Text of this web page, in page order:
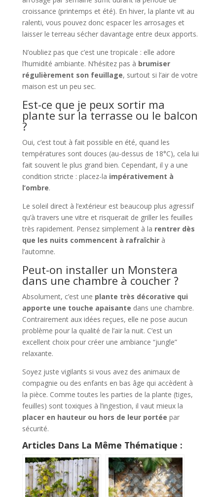
croissance (printemps et été). En hiver, la plante vit au
ralenti, vous pouvez donc espacer les arrosages et
laisser le terreau sécher davantage entre deux apports.
N’oubliez pas que c’est une tropicale : elle adore
l’humidité ambiante. N’hésitez pas à brumiser
régulièrement son feuillage, surtout si l’air de votre
maison est un peu sec.
Est-ce que je peux sortir ma
plante sur la terrasse ou le balcon
?
Oui, c’est tout à fait possible en été, quand les
températures sont douces (au-dessus de 18°C), cela lui
fait souvent le plus grand bien. Cependant, il y a une
condition stricte : placez-la impérativement à
l’ombre.
Le soleil direct à l’extérieur est beaucoup plus agressif
qu’à travers une vitre et risquerait de griller les feuilles
très rapidement. Pensez simplement à la rentrer dès
que les nuits commencent à rafraîchirà
l’automne.
Peut-on installer un Monstera
dans une chambre à coucher ?
Absolument, c’est une plante très décorative qui
apporte une touche apaisante dans une chambre.
Contrairement aux idées reçues, elle ne pose aucun
problème pour la qualité de l’air la nuit. C’est un
excellent choix pour créer une ambiance “jungle”
relaxante.
Soyez juste vigilants si vous avez des animaux de
compagnie ou des enfants en bas âge qui accèdent à
la pièce. Comme toutes les parties de la plante (tiges,
feuilles) sont toxiques à l’ingestion, il vaut mieux la
placer en hauteur ou hors de leur portée par
sécurité.
Articles Dans La Même Thématique :